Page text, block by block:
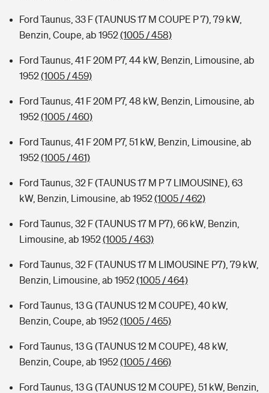
Ford Taunus, 33 F (TAUNUS 17 M COUPE P 7), 79 kW,
Benzin, Coupe, ab 1952(1005 / 458)
Ford Taunus, 41 F 20M P7, 44 kW, Benzin, Limousine, ab
1952(1005 / 459)
Ford Taunus, 41 F 20M P7, 48 kW, Benzin, Limousine, ab
1952(1005 / 460)
Ford Taunus, 41 F 20M P7, 51 kW, Benzin, Limousine, ab
1952(1005 / 461)
Ford Taunus, 32 F (TAUNUS 17 M P 7 LIMOUSINE), 63
kW, Benzin, Limousine, ab 1952(1005 / 462)
Ford Taunus, 32 F (TAUNUS 17 M P7), 66 kW, Benzin,
Limousine, ab 1952(1005 / 463)
Ford Taunus, 32 F (TAUNUS 17 M LIMOUSINE P7), 79 kW,
Benzin, Limousine, ab 1952(1005 / 464)
Ford Taunus, 13 G (TAUNUS 12 M COUPE), 40 kW,
Benzin, Coupe, ab 1952(1005 / 465)
Ford Taunus, 13 G (TAUNUS 12 M COUPE), 48 kW,
Benzin, Coupe, ab 1952(1005 / 466)
Ford Taunus, 13 G (TAUNUS 12 M COUPE), 51 kW, Benzin,